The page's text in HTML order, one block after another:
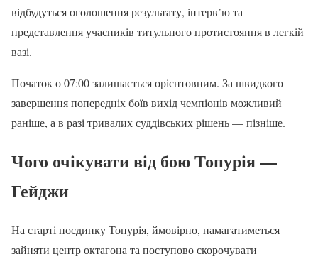
відбудуться оголошення результату, інтерв’ю та
представлення учасників титульного протистояння в легкій
вазі.
Початок о 07:00 залишається орієнтовним. За швидкого
завершення попередніх боїв вихід чемпіонів можливий
раніше, а в разі тривалих суддівських рішень — пізніше.
Чого очікувати від бою Топурія —
Гейджи
На старті поєдинку Топурія, ймовірно, намагатиметься
зайняти центр октагона та поступово скорочувати